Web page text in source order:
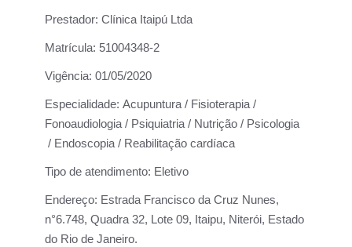
Prestador: Clínica Itaipú Ltda
Matrícula: 51004348-2
Vigência: 01/05/2020
Especialidade: Acupuntura / Fisioterapia /
Fonoaudiologia / Psiquiatria / Nutrição / Psicologia
/ Endoscopia / Reabilitação cardíaca
Tipo de atendimento: Eletivo
Endereço: Estrada Francisco da Cruz Nunes,
n°6.748, Quadra 32, Lote 09, Itaipu, Niterói, Estado
do Rio de Janeiro.